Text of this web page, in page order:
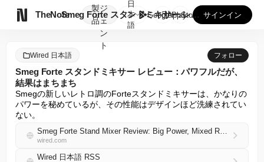
TheNote
製
品
ジ
ェ
ン
ト
Smeg Forte スタンドミキサー レビュー：パワフルだ...
日
本
語
GooglePlay
AppStore サインイン
Wired 日本語 フォロー
Smeg Forte スタンドミキサー レビュー：パワフルだが、
結果はまちまち
Smegの新しいレトロ調のForteスタンドミキサーは、かなりの
パワーを秘めているが、その性能はデザインほど洗練されてい
ない。
Smeg Forte Stand Mixer Review: Big Power, Mixed Results
wired.com
Wired 日本語 RSS